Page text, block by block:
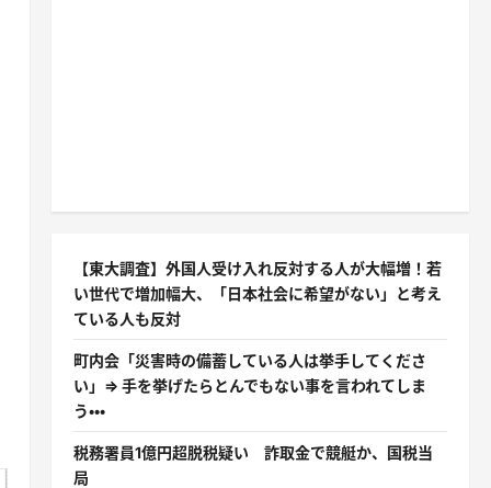
【東大調査】外国人受け入れ反対する人が大幅増！若
い世代で増加幅大、「日本社会に希望がない」と考え
ている人も反対
町内会「災害時の備蓄している人は挙手してくださ
い」⇒ 手を挙げたらとんでもない事を言われてしま
う・・・
税務署員1億円超脱税疑い 詐取金で競艇か、国税当
局